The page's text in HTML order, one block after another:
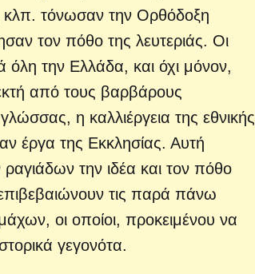
κλπ. τόνωσαν την Ορθόδοξη
τον πόθο της λευτεριάς. Οι
όλη την Ελλάδα, και όχι μόνον,
από τους βαρβάρους
η καλλιέργεια της εθνικής
έργα της Εκκλησίας. Αυτή
την ιδέα και τον πόθο
τις παρά πάνω
οι οποίοι, προκειμένου να
γεγονότα.